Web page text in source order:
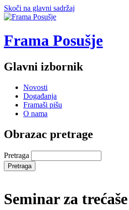
Skoči na glavni sadržaj
Frama Posušje
Glavni izbornik
Novosti
Događanja
Framaši pišu
O nama
Obrazac pretrage
Pretraga
Seminar za